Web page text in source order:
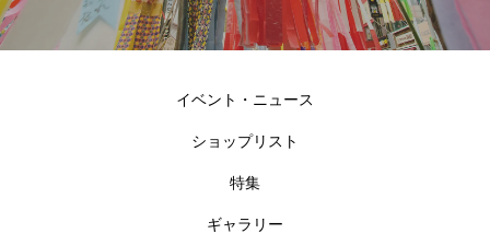
イベント・ニュース
ショップリスト
特集
ギャラリー